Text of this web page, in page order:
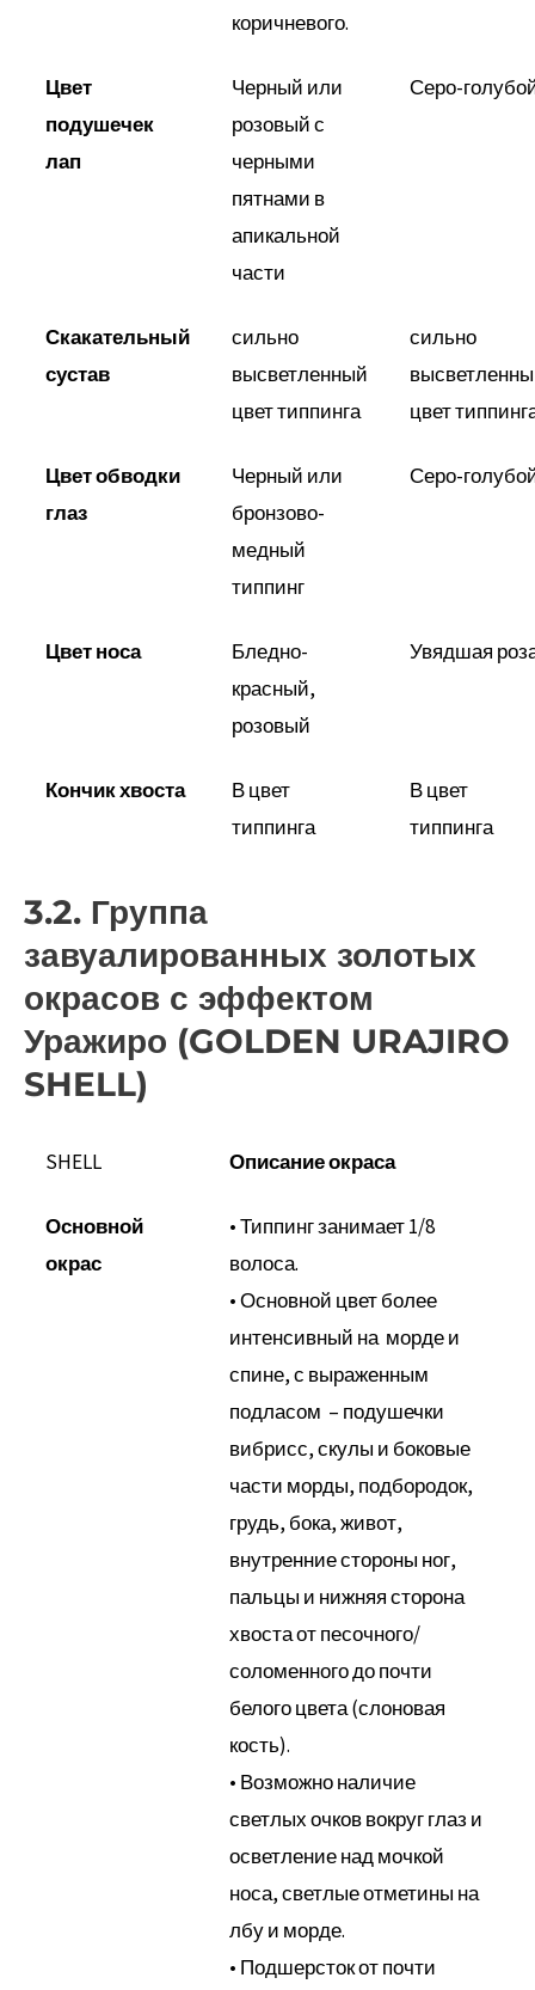
коричневого.
Цвет
подушечек
лап
Черный или
розовый с
черными
пятнами в
апикальной
части
Серо-
Скакательный
сустав
сильно
высветленный
цвет типпинга
сильно
цвет
Цвет обводки
глаз
Черный или
бронзово-
медный
типпинг
Серо-
Цвет носа
Бледно-
красный,
розовый
Увядшая
Кончик хвоста
В цвет
типпинга
В цвет
типпинга
3.2. Группа
завуалированных золотых
окрасов с эффектом
Уражиро (GOLDEN URAJIRO
SHELL)
SHELL Описание окраса
Основной
окрас
• Типпинг занимает 1/8
волоса.
• Основной цвет более
интенсивный на морде и
спине, с выраженным
подласом – подушечки
вибрисс, скулы и боковые
части морды, подбородок,
грудь, бока, живот,
внутренние стороны ног,
пальцы и нижняя сторона
хвоста от песочного/
соломенного до почти
белого цвета (слоновая
кость).
• Возможно наличие
светлых очков вокруг глаз и
осветление над мочкой
носа, светлые отметины на
лбу и морде.
• Подшерсток от почти